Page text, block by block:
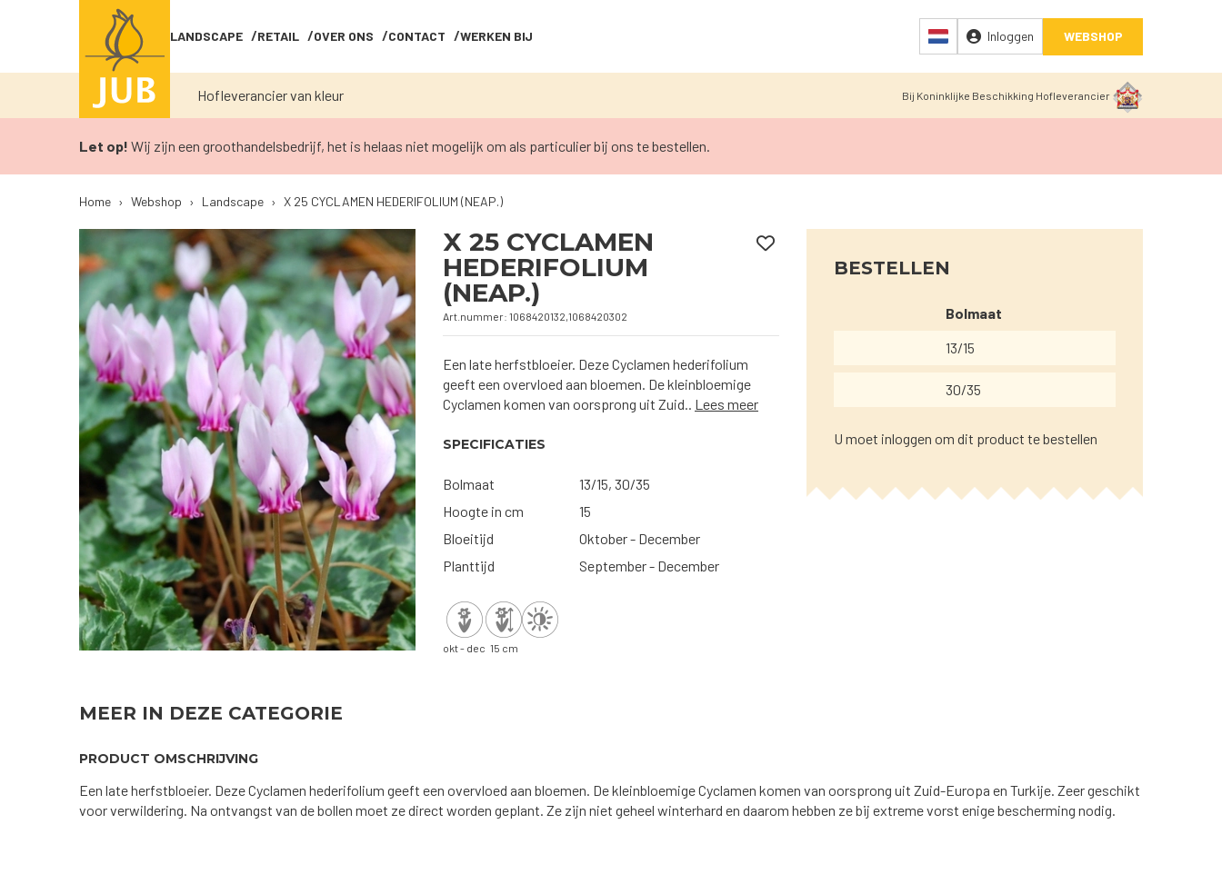
LANDSCAPE RETAIL OVER ONS CONTACT WERKEN BIJ Inloggen WEBSHOP
Hofleverancier van kleur Bij Koninklijke Beschikking Hofleverancier
Let op! Wij zijn een groothandelsbedrijf, het is helaas niet mogelijk om als particulier bij ons te bestellen.
Home › Webshop › Landscape › X 25 CYCLAMEN HEDERIFOLIUM (NEAP.)
X 25 CYCLAMEN
HEDERIFOLIUM
(NEAP.)
Art.nummer: 1068420132,1068420302
Een late herfstbloeier. Deze Cyclamen hederifolium
geeft een overvloed aan bloemen. De kleinbloemige
Cyclamen komen van oorsprong uit Zuid.. Lees meer
SPECIFICATIES
Bolmaat
13/15, 30/35
Hoogte in cm
15
Bloeitijd
Oktober - December
Planttijd
September - December
okt - dec 15 cm
BESTELLEN
Bolmaat
13/15
30/35
U moet inloggen om dit product te bestellen
MEER IN DEZE CATEGORIE
PRODUCT OMSCHRIJVING
Een late herfstbloeier. Deze Cyclamen hederifolium geeft een overvloed aan bloemen. De kleinbloemige Cyclamen komen van oorsprong uit Zuid-Europa en Turkije. Zeer geschikt
voor verwildering. Na ontvangst van de bollen moet ze direct worden geplant. Ze zijn niet geheel winterhard en daarom hebben ze bij extreme vorst enige bescherming nodig.